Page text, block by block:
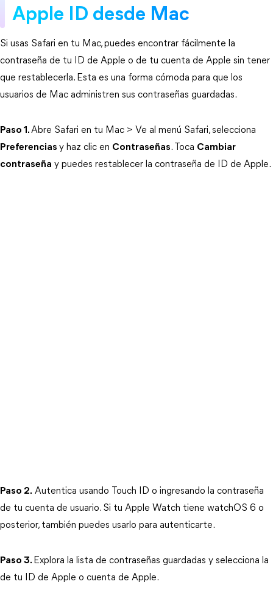
Apple ID desde Mac
Si usas Safari en tu Mac, puedes encontrar fácilmente la
contraseña de tu ID de Apple o de tu cuenta de Apple sin tener
que restablecerla. Esta es una forma cómoda para que los
usuarios de Mac administren sus contraseñas guardadas.
Paso 1.
Preferencias y haz clic en Contraseñas. Toca Cambiar
contraseña y puedes restablecer la contraseña de ID de Apple.
Paso 2. Autentica usando Touch ID o ingresando la contraseña
de tu cuenta de usuario. Si tu Apple Watch tiene watchOS 6 o
posterior, también puedes usarlo para autenticarte.
Paso 3. Explora la lista de contraseñas guardadas y selecciona la
de tu ID de Apple o cuenta de Apple.